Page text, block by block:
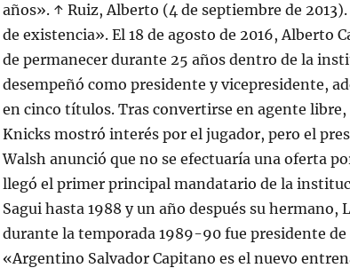
años». ↑ Ruiz, Alberto (4 de septiembre de
de existencia». El 18 de agosto de 2016, Alberto
de permanecer durante 25 años dentro de la
desempeñó como presidente y vicepresidente,
en cinco títulos. Tras convertirse en agente
Knicks mostró interés por el jugador, pero el
Walsh anunció que no se efectuaría una oferta
llegó el primer principal mandatario de la
Sagui hasta 1988 y un año después su hermano,
durante la temporada 1989-90 fue presidente
«Argentino Salvador Capitano es el nuevo